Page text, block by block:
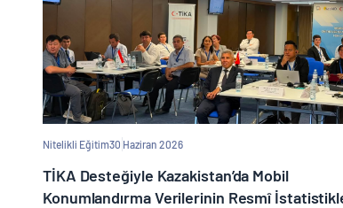
Nitelikli Eğitim30 Haziran 2026
TİKA Desteğiyle Kazakistan’da Mobil
Konumlandırma Verilerinin Resmî